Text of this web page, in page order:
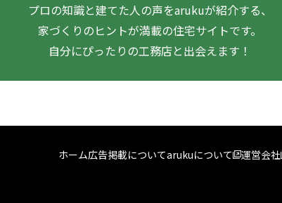
プロの知識と建てた人の声をarukuが紹介する、
家づくりのヒントが満載の住宅サイトです。
自分にぴったりの工務店と出会えます！
ホーム広告掲載についてarukuについて 運営会社